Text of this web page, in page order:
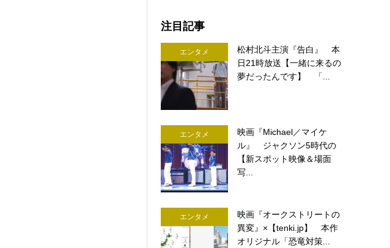
注目記事
エンタメ
松村北斗主演『告白』 本
日21時放送【一緒に来るの
夢だったんです】 「...
エンタメ
映画『Michael／マイケ
ル』 ジャクソン5時代の
【新スポット映像＆場面
写...
エンタメ
映画『オークストリートの
異変』×【tenki.jp】 本作
オリジナル「恐竜対策...